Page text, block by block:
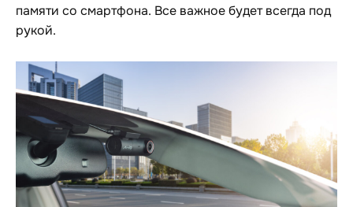
памяти со смартфона. Все важное будет всегда под
рукой.